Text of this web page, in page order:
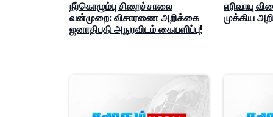
நீர்கொழும்பு சிறைச்சாலை
வன்முறை: விசாரணை அறிக்கை
ஜனாதிபதி அநுரவிடம் கையளிப்பு!
எரிவாயு
முக்கிய